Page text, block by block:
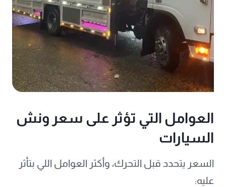
العوامل التي تؤثر على سعر ونش
السيارات
السعر يتحدد قبل التحرك، وأكثر العوامل اللي بتأثر
عليه: